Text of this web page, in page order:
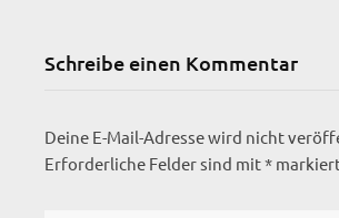
Schreibe einen Kommentar
Deine E-Mail-Adresse wird nicht
Erforderliche Felder sind mit*